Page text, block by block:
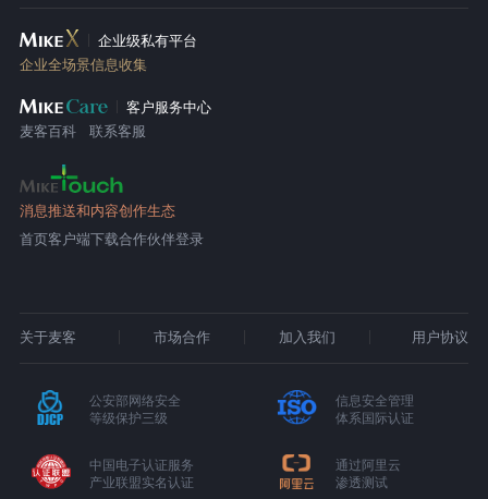
企业级私有平台
企业全场景信息收集
客户服务中心
麦客百科
联系客服
消息推送和内容创作生态
首页客户端下载合作伙伴登录
关于麦客 市场合作 加入我们 用户协议
公安部网络安全
等级保护三级
信息安全管理
体系国际认证
中国电子认证服务
产业联盟实名认证
通过阿里云
渗透测试